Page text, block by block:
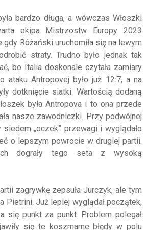
bardzo długa, a wówczas Włoszki
ekipa Mistrzostw Europy 2023
gdy Różański uruchomiła się na lewym
straty. Trudno było jednak tak
bo Italia doskonale czytała zamiary
ataku Antropovej było już 12:7, a na
dotknięcie siatki. Wartością dodaną
była Antropova i to ona przede
nasze zawodniczki. Przy podwójnej
siedem „oczek” przewagi i wyglądało
o lepszym powrocie w drugiej partii.
dograły tego seta z wysoką
zagrywkę zepsuła Jurczyk, ale tym
Pietrini. Już lepiej wyglądał początek,
się punkt za punkt. Problem polegał
się te koszmarne błędy w polu